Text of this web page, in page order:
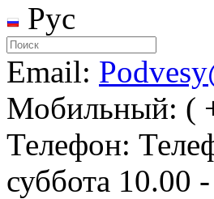
Рус
Email:
Мобильный: (
Телефон:
суббота 10.00